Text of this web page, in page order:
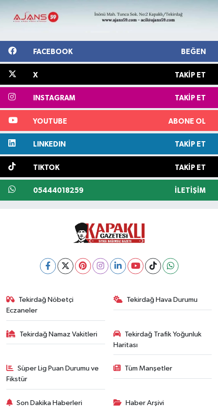
FACEBOOK BEĞEN
X TAKIP ET
INSTAGRAM TAKIP ET
YOUTUBE ABONE OL
LINKEDIN TAKIP ET
TIKTOK TAKIP ET
05444018259 İLETIŞIM
Tekirdağ Nöbetçi
Eczaneler
Tekirdağ Hava Durumu
Tekirdağ Namaz Vakitleri
Tekirdağ Trafik Yoğunluk
Haritası
Süper Lig Puan Durumu ve
Fikstür
Tüm Manşetler
Son Dakika Haberleri Haber Arşivi